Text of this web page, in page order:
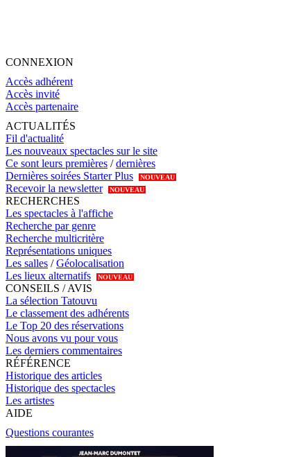
CONNEXION
Accès adhérent
Accès invité
Accès partenaire
ACTUALITÉS
Fil d'actualité
Les nouveaux spectacles sur le site
Ce sont leurs premières /dernières
Dernières soirées Starter Plus
NOUVEAU
Recevoir la newsletter NOUVEAU
RECHERCHES
Les spectacles à l'affiche
Recherche par genre
Recherche multicritère
Représentations uniques
Les salles /Géolocalisation
Les lieux alternatifs
NOUVEAU
CONSEILS / AVIS
La sélection Tatouvu
Le classement des adhérents
Le Top 20 des réservations
Nous avons vu pour vous
Les derniers commentaires
RÉFÉRENCE
Historique des articles
Historique des spectacles
Les artistes
AIDE
Questions courantes